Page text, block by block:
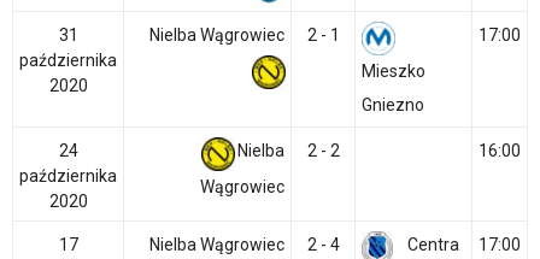
31
października
2020
Nielba Wągrowiec
2 - 1
Mieszko
Gniezno
17:00
24
października
2020
Nielba
Wągrowiec
2 - 2 16:00
17 Nielba Wągrowiec 2 - 4 Centra 17:00